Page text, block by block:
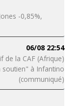
-0,85%,
06/08 22:54
de la CAF (Afrique)
à Infantino
(communiqué)